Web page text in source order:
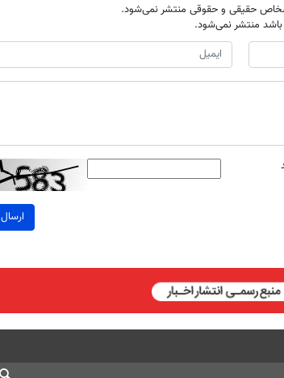
حقیقی و حقوقی منتشر نمی‌شود.
باشد منتشر نمی‌شود.
ارسال